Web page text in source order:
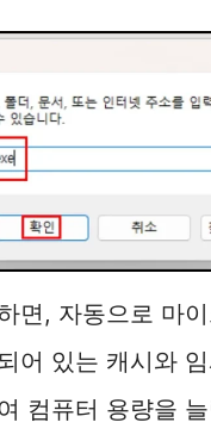
면, 자동으로 마
어 있는 캐시와
컴퓨터 용량을